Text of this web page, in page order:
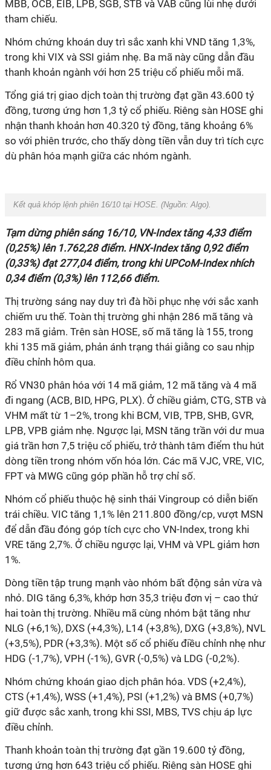
MBB, OCB, EIB, LPB, SGB, STB và VAB cũng lùi nhẹ dưới
tham chiếu.
Nhóm chứng khoán duy trì sắc xanh khi VND tăng 1,3%,
trong khi VIX và SSI giảm nhẹ. Ba mã này cũng dẫn đầu
thanh khoản ngành với hơn 25 triệu cổ phiếu mỗi mã.
Tổng giá trị giao dịch toàn thị trường đạt gần 43.600 tỷ
đồng, tương ứng hơn 1,3 tỷ cổ phiếu. Riêng sàn HOSE ghi
nhận thanh khoản hơn 40.320 tỷ đồng, tăng khoảng 6%
so với phiên trước, cho thấy dòng tiền vẫn duy trì tích cực
dù phân hóa mạnh giữa các nhóm ngành.
Kết quả khớp lệnh phiên 16/10 tại HOSE. (Nguồn:Algo).
Tạm dừng phiên sáng 16/10, VN-Index tăng 4,33 điểm
(0,25%) lên 1.762,28 điểm. HNX-Index tăng 0,92 điểm
(0,33%) đạt 277,04 điểm, trong khi UPCoM-Index nhích
0,34 điểm (0,3%) lên 112,66 điểm.
Thị trường sáng nay duy trì đà hồi phục nhẹ với sắc xanh
chiếm ưu thế. Toàn thị trường ghi nhận 286 mã tăng và
283 mã giảm. Trên sàn HOSE, số mã tăng là 155, trong
khi 135 mã giảm, phản ánh trạng thái giằng co sau nhịp
điều chỉnh hôm qua.
Rổ VN30 phân hóa với 14 mã giảm, 12 mã tăng và 4 mã
đi ngang (ACB, BID, HPG, PLX). Ở chiều giảm, CTG, STB và
VHM mất từ 1–2%, trong khi BCM, VIB, TPB, SHB, GVR,
LPB, VPB giảm nhẹ. Ngược lại, MSN tăng trần với dư mua
giá trần hơn 7,5 triệu cổ phiếu, trở thành tâm điểm thu hút
dòng tiền trong nhóm vốn hóa lớn. Các mã VJC, VRE, VIC,
FPT và MWG cũng góp phần hỗ trợ chỉ số.
Nhóm cổ phiếu thuộc hệ sinh thái Vingroup có diễn biến
trái chiều. VIC tăng 1,1% lên 211.800 đồng/cp, vượt MSN
để dẫn đầu đóng góp tích cực cho VN-Index, trong khi
VRE tăng 2,7%. Ở chiều ngược lại, VHM và VPL giảm hơn
1%.
Dòng tiền tập trung mạnh vào nhóm bất động sản vừa và
nhỏ. DIG tăng 6,3%, khớp hơn 35,3 triệu đơn vị – cao thứ
hai toàn thị trường. Nhiều mã cùng nhóm bật tăng như
NLG (+6,1%), DXS (+4,3%), L14 (+3,8%), DXG (+3,8%), NVL
(+3,5%), PDR (+3,3%). Một số cổ phiếu điều chỉnh nhẹ như
HDG (-1,7%), VPH (-1%), GVR (-0,5%) và LDG (-0,2%).
Nhóm chứng khoán giao dịch phân hóa. VDS (+2,4%),
CTS (+1,4%), WSS (+1,4%), PSI (+1,2%) và BMS (+0,7%)
giữ được sắc xanh, trong khi SSI, MBS, TVS chịu áp lực
điều chỉnh.
Thanh khoản toàn thị trường đạt gần 19.600 tỷ đồng,
tương ứng hơn 643 triệu cổ phiếu. Riêng sàn HOSE ghi